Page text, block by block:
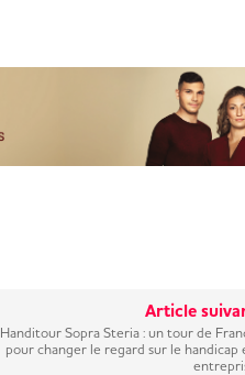
Article
Handitour Sopra Steria : un tour de
pour changer le regard sur le handicap